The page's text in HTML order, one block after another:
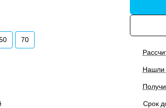
70
Нашли
Срок